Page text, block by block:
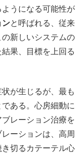
うになる可能性が
ンと呼ばれる、従来
新しいシステムの
果、目標を上回る
が生じるが、最も
ある。心房細動に
レーション治療を
ーションは、高周
切るカテーテル心